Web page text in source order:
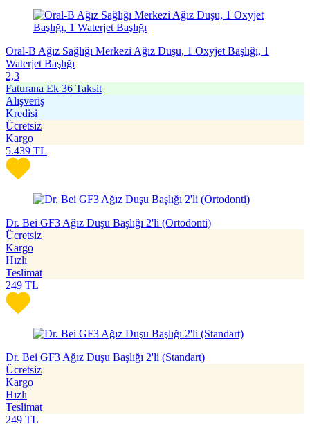
Oral-B Ağız Sağlığı Merkezi Ağız Duşu, 1 Oxyjet Başlığı, 1
Waterjet Başlığı
2,3
Faturana Ek 36 Taksit
Alışveriş
Kredisi
Ücretsiz
Kargo
5.439 TL
Dr. Bei GF3 Ağız Duşu Başlığı 2'li (Ortodonti)
Ücretsiz
Kargo
Hızlı
Teslimat
249 TL
Dr. Bei GF3 Ağız Duşu Başlığı 2'li (Standart)
Ücretsiz
Kargo
Hızlı
Teslimat
249 TL